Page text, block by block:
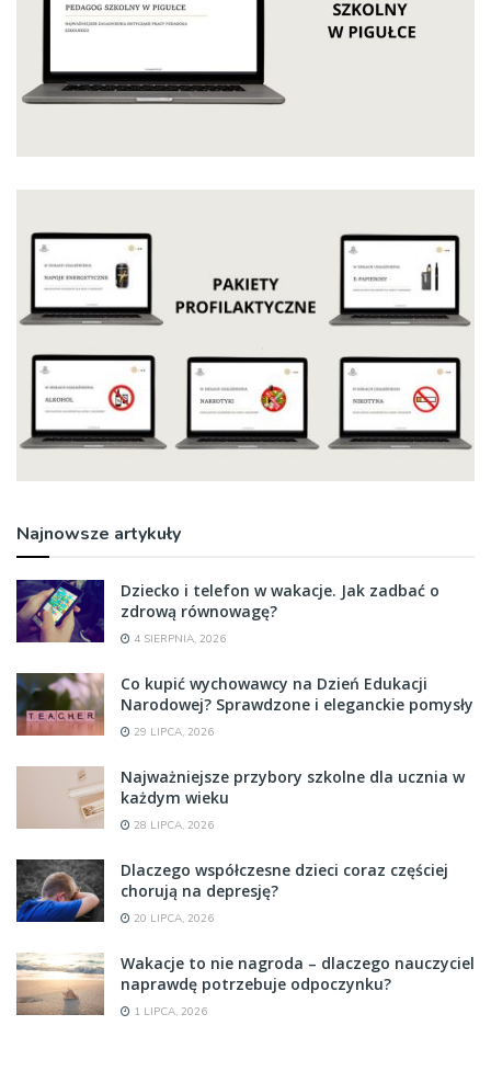
Najnowsze artykuły
Dziecko i telefon w wakacje. Jak zadbać o
zdrową równowagę?
4 SIERPNIA, 2026
Co kupić wychowawcy na Dzień Edukacji
Narodowej? Sprawdzone i eleganckie pomysły
29 LIPCA, 2026
Najważniejsze przybory szkolne dla ucznia w
każdym wieku
28 LIPCA, 2026
Dlaczego współczesne dzieci coraz częściej
chorują na depresję?
20 LIPCA, 2026
Wakacje to nie nagroda – dlaczego nauczyciel
naprawdę potrzebuje odpoczynku?
1 LIPCA, 2026